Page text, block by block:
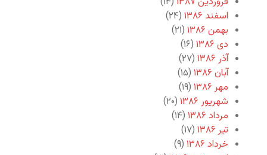
اسفند ۱۳۸۶
(۲۴)
بهمن ۱۳۸۶
(۲۱)
دی ۱۳۸۶
(۱۶)
آذر ۱۳۸۶
(۲۷)
آبان ۱۳۸۶
(۱۵)
مهر ۱۳۸۶
(۱۹)
شهریور ۱۳۸۶
(۲۰)
مرداد ۱۳۸۶
(۱۴)
تیر ۱۳۸۶
(۱۷)
خرداد ۱۳۸۶
(۹)